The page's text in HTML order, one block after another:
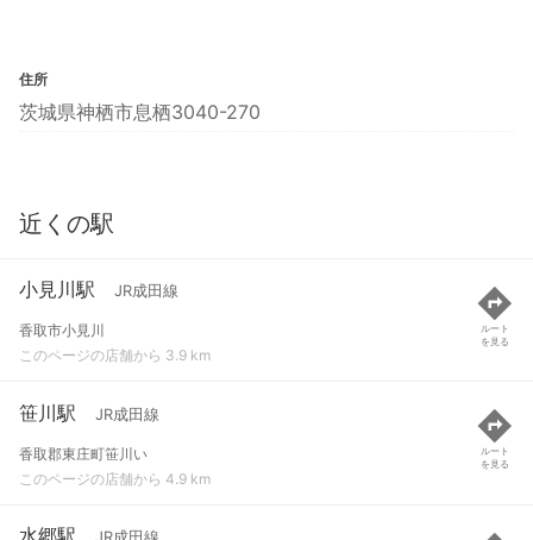
住所
茨城県神栖市息栖3040-270
近くの駅
小見川駅 JR成田線
香取市小見川
このページの店舗から 3.9 km
ルート
を見る
笹川駅 JR成田線
香取郡東庄町笹川い
このページの店舗から 4.9 km
ルート
を見る
水郷駅